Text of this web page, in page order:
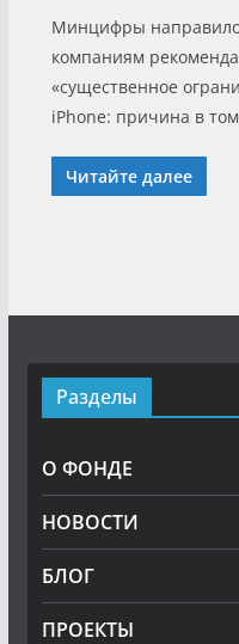
Минцифры
компаниям
«существенное
iPhone: причина в
Читайте далее
Разделы
О ФОНДЕ
НОВОСТИ
БЛОГ
ПРОЕКТЫ